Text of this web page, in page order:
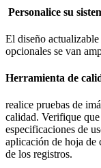
Personalice su
El diseño actualizable
opcionales se van
Herramienta de
realice pruebas de
calidad. Verifique
especificaciones de
aplicación de hoja de
de los registros.